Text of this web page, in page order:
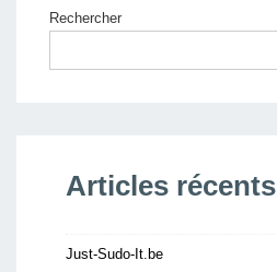
Rechercher
Articles récents
Just-Sudo-It.be